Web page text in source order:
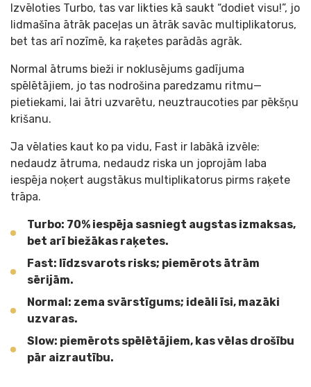
Izvēloties Turbo, tas var likties kā saukt “dodiet visu!”, jo
lidmašīna ātrāk paceļas un ātrāk savāc multiplikatorus,
bet tas arī nozīmē, ka raķetes parādās agrāk.
Normal ātrums bieži ir noklusējums gadījuma
spēlētājiem, jo tas nodrošina paredzamu ritmu—
pietiekami, lai ātri uzvarētu, neuztraucoties par pēkšņu
krišanu.
Ja vēlaties kaut ko pa vidu, Fast ir labākā izvēle:
nedaudz ātruma, nedaudz riska un joprojām laba
iespēja noķert augstākus multiplikatorus pirms raķete
trāpa.
Turbo: 70% iespēja sasniegt augstas izmaksas,
bet arī biežākas raķetes.
Fast: līdzsvarots risks; piemērots ātrām
sērijām.
Normal: zema svārstīgums; ideāli īsi, mazāki
uzvaras.
Slow: piemērots spēlētājiem, kas vēlas drošību
pār aizrautību.